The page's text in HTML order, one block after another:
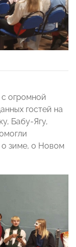
с огромной
гостей на
Бабу-Ягу,
о зиме, о Новом